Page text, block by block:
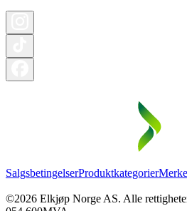
SalgsbetingelserProduktkategorier
©2026 Elkjøp Norge AS. Alle